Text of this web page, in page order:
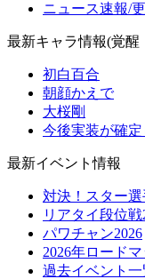
ニュース速報/
最新キャラ情報(覚醒
初白百合
朝顔かえで
大桜剛
今後実装が確
最新イベント情報
対決！スター選
リアタイ段位
パワチャン2026
2026年ロード
過去イベント一